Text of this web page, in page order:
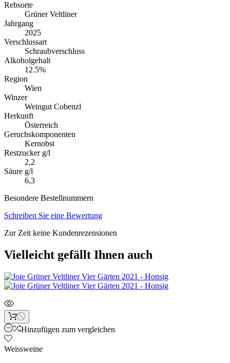
Rebsorte
Grüner Veltliner
Jahrgang
2025
Verschlussart
Schraubverschluss
Alkoholgehalt
12.5%
Region
Wien
Winzer
Weingut Cobenzl
Herkunft
Österreich
Geruchskomponenten
Kernobst
Restzucker g/l
2,2
Säure g/l
6,3
Besondere Bestellnummern
Schreiben Sie eine Bewertung
Zur Zeit keine Kundenrezensionen
Vielleicht gefällt Ihnen auch
Hinzufügen zum vergleichen
Weissweine